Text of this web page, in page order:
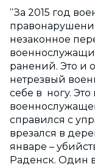
“За 2015 год
незаконное
ранений. Это и
нетрезвый
себе в ногу.
справился с
врезался в
январе –
Раденск. Один